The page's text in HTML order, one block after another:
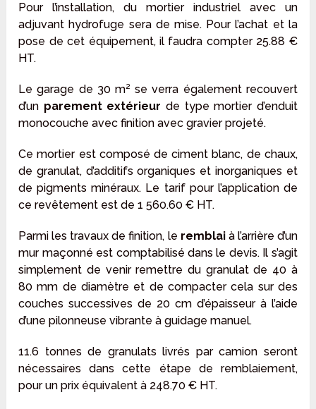
Pour l’installation, du mortier industriel avec un
adjuvant hydrofuge sera de mise. Pour l’achat et la
pose de cet équipement, il faudra compter 25.88 €
HT.
Le garage de 30 m² se verra également recouvert
d’un parement extérieur de type mortier d’enduit
monocouche avec finition avec gravier projeté.
Ce mortier est composé de ciment blanc, de chaux,
de granulat, d’additifs organiques et inorganiques et
de pigments minéraux. Le tarif pour l’application de
ce revêtement est de 1 560.60 € HT.
Parmi les travaux de finition, le remblai à l’arrière d’un
mur maçonné est comptabilisé dans le devis. Il s’agit
simplement de venir remettre du granulat de 40 à
80 mm de diamètre et de compacter cela sur des
couches successives de 20 cm d’épaisseur à l’aide
d’une pilonneuse vibrante à guidage manuel.
11.6 tonnes de granulats livrés par camion seront
nécessaires dans cette étape de remblaiement,
pour un prix équivalent à 248.70 € HT.